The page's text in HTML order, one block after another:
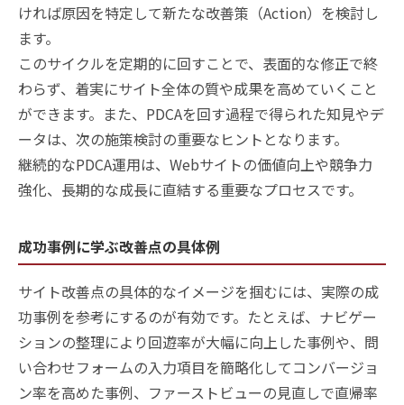
ければ原因を特定して新たな改善策（Action）を検討し
ます。
このサイクルを定期的に回すことで、表面的な修正で終
わらず、着実にサイト全体の質や成果を高めていくこと
ができます。また、PDCAを回す過程で得られた知見やデ
ータは、次の施策検討の重要なヒントとなります。
継続的なPDCA運用は、Webサイトの価値向上や競争力
強化、長期的な成長に直結する重要なプロセスです。
成功事例に学ぶ改善点の具体例
サイト改善点の具体的なイメージを掴むには、実際の成
功事例を参考にするのが有効です。たとえば、ナビゲー
ションの整理により回遊率が大幅に向上した事例や、問
い合わせフォームの入力項目を簡略化してコンバージョ
ン率を高めた事例、ファーストビューの見直しで直帰率